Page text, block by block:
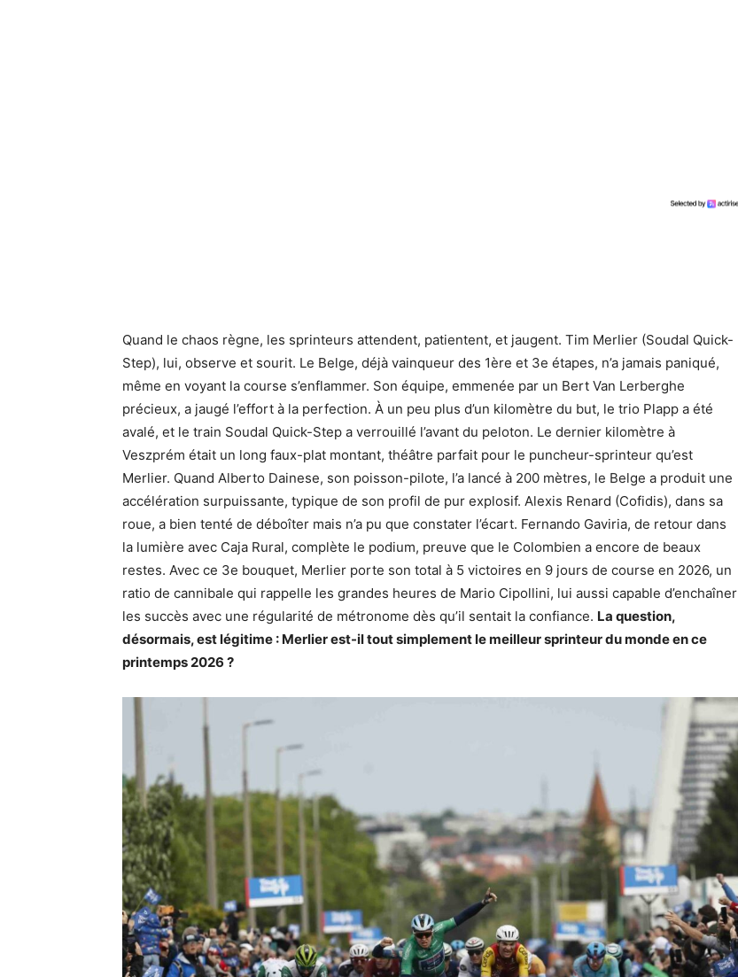
Quand le chaos règne, les sprinteurs attendent, patientent, et jaugent. Tim Merlier (Soudal Quick-
Step), lui, observe et sourit. Le Belge, déjà vainqueur des 1ère et 3e étapes, n’a jamais paniqué,
même en voyant la course s’enflammer. Son équipe, emmenée par un Bert Van Lerberghe
précieux, a jaugé l’effort à la perfection. À un peu plus d’un kilomètre du but, le trio Plapp a été
avalé, et le train Soudal Quick-Step a verrouillé l’avant du peloton. Le dernier kilomètre à
Veszprém était un long faux-plat montant, théâtre parfait pour le puncheur-sprinteur qu’est
Merlier. Quand Alberto Dainese, son poisson-pilote, l’a lancé à 200 mètres, le Belge a produit une
accélération surpuissante, typique de son profil de pur explosif. Alexis Renard (Cofidis), dans sa
roue, a bien tenté de déboîter mais n’a pu que constater l’écart. Fernando Gaviria, de retour dans
la lumière avec Caja Rural, complète le podium, preuve que le Colombien a encore de beaux
restes. Avec ce 3e bouquet, Merlier porte son total à 5 victoires en 9 jours de course en 2026, un
ratio de cannibale qui rappelle les grandes heures de Mario Cipollini, lui aussi capable d’enchaîner
les succès avec une régularité de métronome dès qu’il sentait la confiance. La question,
désormais, est légitime : Merlier est-il tout simplement le meilleur sprinteur du monde en ce
printemps 2026 ?